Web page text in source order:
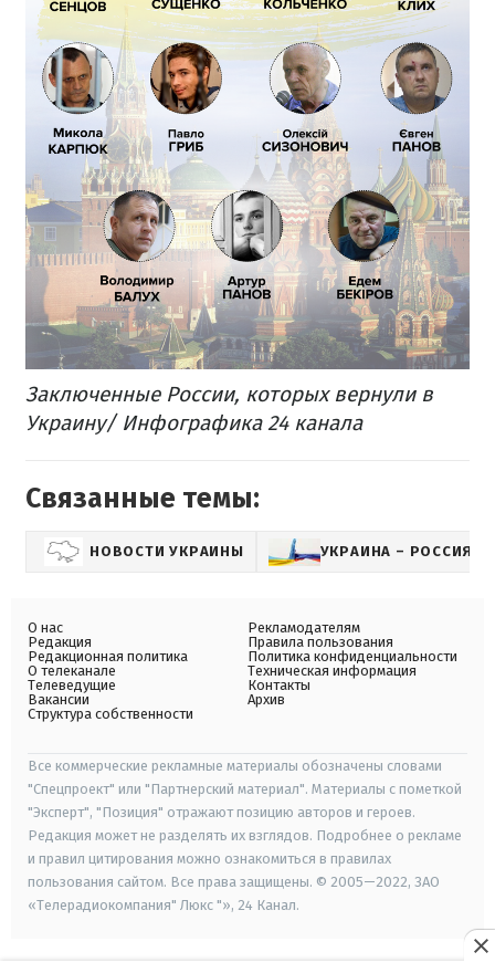
Заключенные России, которых вернули в
Украину/ Инфографика 24 канала
Связанные темы:
НОВОСТИ УКРАИНЫ УКРАИНА – РОССИЯ
О нас
Редакция
Редакционная политика
О телеканале
Телеведущие
Вакансии
Структура собственности
Рекламодателям
Правила пользования
Политика конфиденциальности
Техническая информация
Контакты
Архив
Все коммерческие рекламные материалы обозначены словами
"Спецпроект" или "Партнерский материал". Материалы с пометкой
"Эксперт", "Позиция" отражают позицию авторов и героев.
Редакция может не разделять их взглядов. Подробнее о рекламе
и правил цитирования можно ознакомиться в правилах
пользования сайтом. Все права защищены. © 2005—2022, ЗАО
«Телерадиокомпания" Люкс "», 24 Канал.